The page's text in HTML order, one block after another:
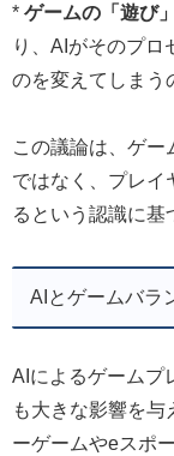
* ゲームの「遊び
り、AIがそのプロ
のを変えてしまう
この議論は、ゲー
ではなく、プレイ
るという認識に基
AIとゲームバラ
AIによるゲームプ
も大きな影響を
ーゲームやeスポ